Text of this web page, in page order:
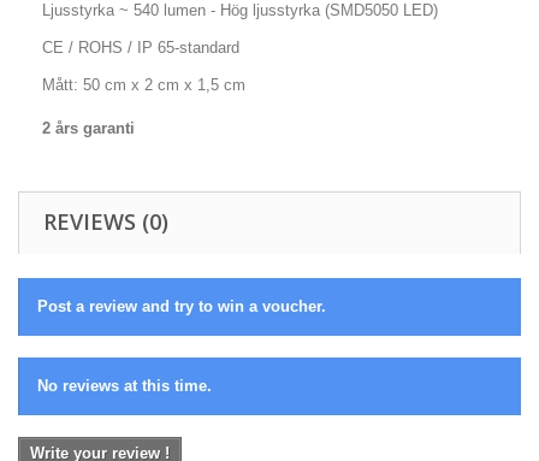
Ljusstyrka ~ 540 lumen - Hög ljusstyrka (SMD5050 LED)
CE / ROHS / IP 65-standard
Mått: 50 cm x 2 cm x 1,5 cm
2 års garanti
REVIEWS (0)
Post a review and try to win a voucher.
No reviews at this time.
Write your review !